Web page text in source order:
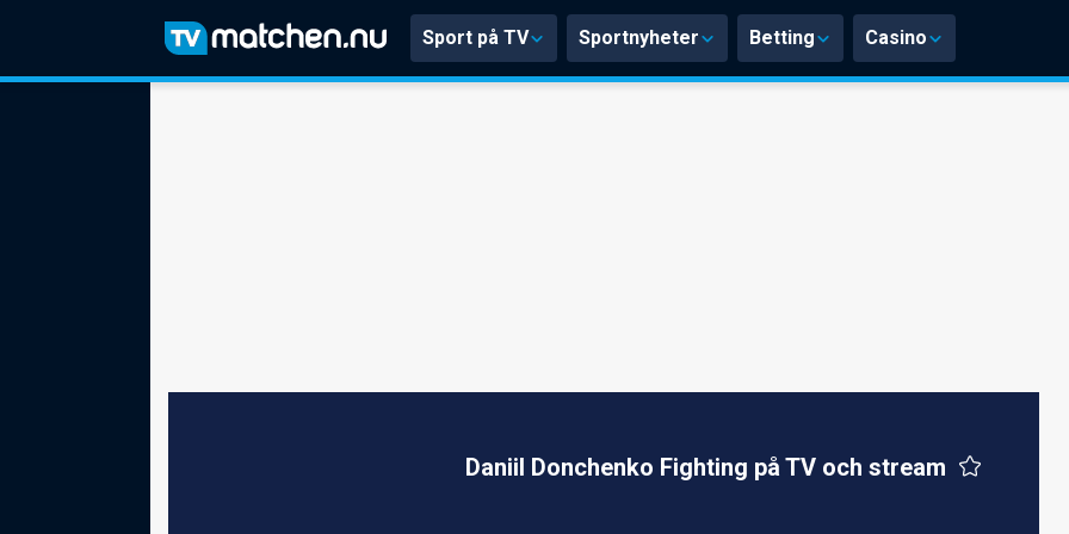
Sport på TV Sportnyheter Betting Casino
Daniil Donchenko Fighting på TV och stream